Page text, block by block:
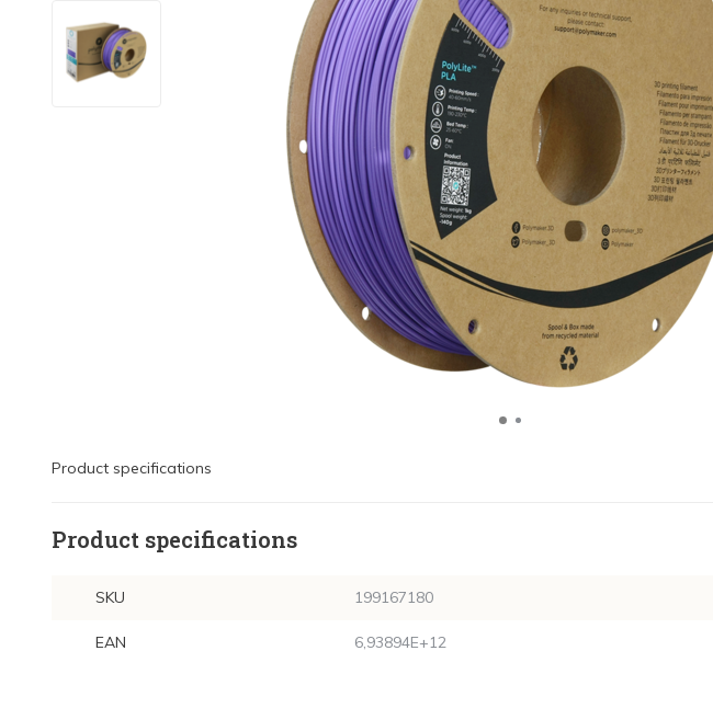
Product specifications
Product specifications
SKU 199167180
EAN 6,93894E+12